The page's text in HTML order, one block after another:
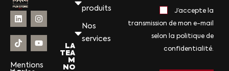
Mentions
produits
Nos
services
LA
TEA
M
NO
J’accepte la
transmission de mon e-mail
selon la politique de
confidentialité.